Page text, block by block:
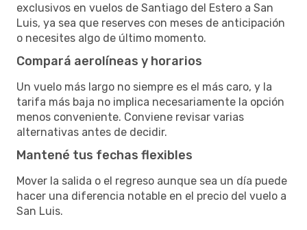
exclusivos en vuelos de Santiago del Estero a San
Luis, ya sea que reserves con meses de anticipación
o necesites algo de último momento.
Compará aerolíneas y horarios
Un vuelo más largo no siempre es el más caro, y la
tarifa más baja no implica necesariamente la opción
menos conveniente. Conviene revisar varias
alternativas antes de decidir.
Mantené tus fechas flexibles
Mover la salida o el regreso aunque sea un día puede
hacer una diferencia notable en el precio del vuelo a
San Luis.